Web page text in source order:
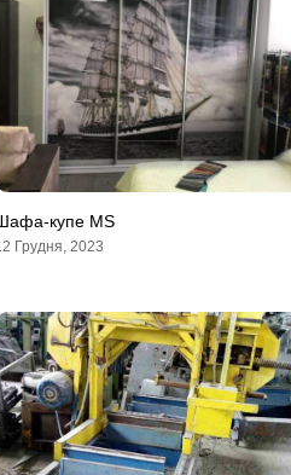
купе MS
Грудня, 2023